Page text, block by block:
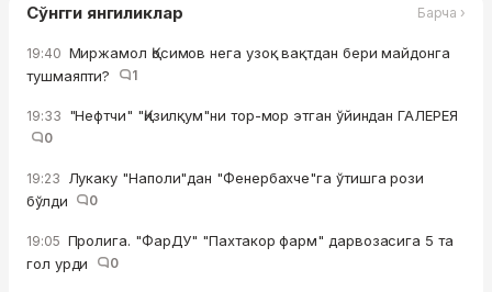
Сўнгги янгиликлар Барча ›
19:40 Миржамол Қосимов нега узоқ вақтдан бери майдонга
тушмаяпти?
1
19:33 "Нефтчи" "Қизилқум"ни тор-мор этган ўйиндан ГАЛЕРЕЯ
0
19:23
Лукаку "Наполи"дан "Фенербахче"га ўтишга рози
бўлди
0
19:05 Пролига. "ФарДУ" "Пахтакор фарм" дарвозасига 5 та
гол урди
0